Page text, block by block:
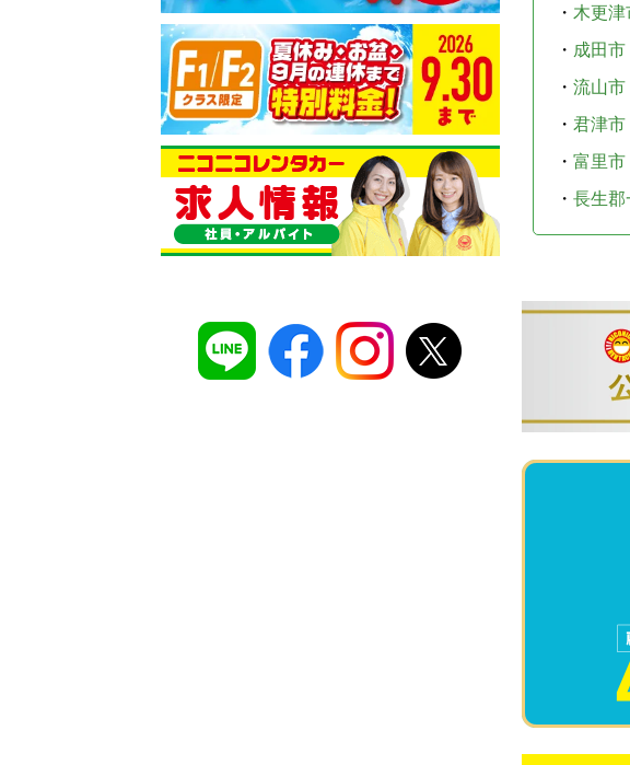
・ 木更津
・ 成田市
・ 流山市
・ 君津市
・ 富里市
・ 長生郡